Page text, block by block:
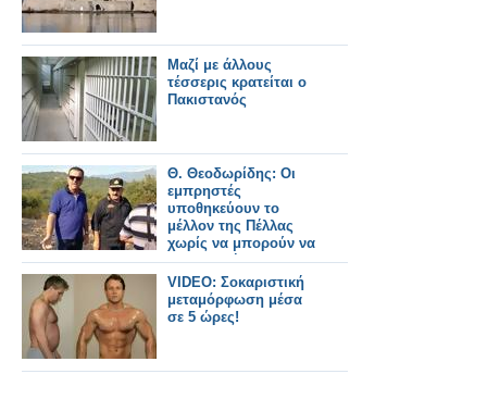
Μαζί με άλλους
τέσσερις κρατείται ο
Πακιστανός
Θ. Θεοδωρίδης: Οι
εμπρηστές
υποθηκεύουν το
μέλλον της Πέλλας
χωρίς να μπορούν να
εξυπηρετήσουν τους
σκοπούς τους
VIDEO: Σοκαριστική
μεταμόρφωση μέσα
σε 5 ώρες!